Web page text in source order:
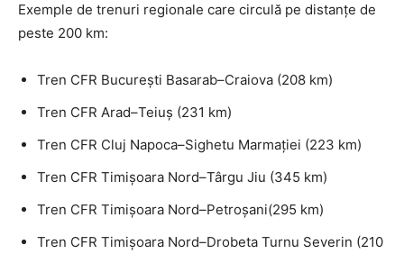
Exemple de trenuri regionale care circulă pe distanțe de
peste 200 km:
Tren CFR București Basarab–Craiova (208 km)
Tren CFR Arad–Teiuș (231 km)
Tren CFR Cluj Napoca–Sighetu Marmației (223 km)
Tren CFR Timișoara Nord–Târgu Jiu (345 km)
Tren CFR Timișoara Nord–Petroșani(295 km)
Tren CFR Timișoara Nord–Drobeta Turnu Severin (210